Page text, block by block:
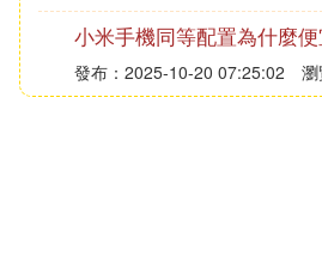
小米手機同等配置為什麼
發布：2025-10-20 07:25:02 瀏